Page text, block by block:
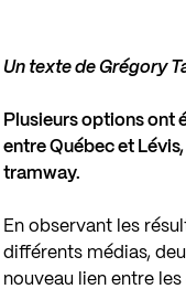
Un texte de Grégory
Plusieurs options ont
entre Québec et
tramway.
En observant les
différents médias,
nouveau lien entre